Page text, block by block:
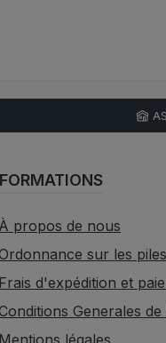
À propos de nous
sur les piles
Frais d'expédition et
Generales de
Mentions légales